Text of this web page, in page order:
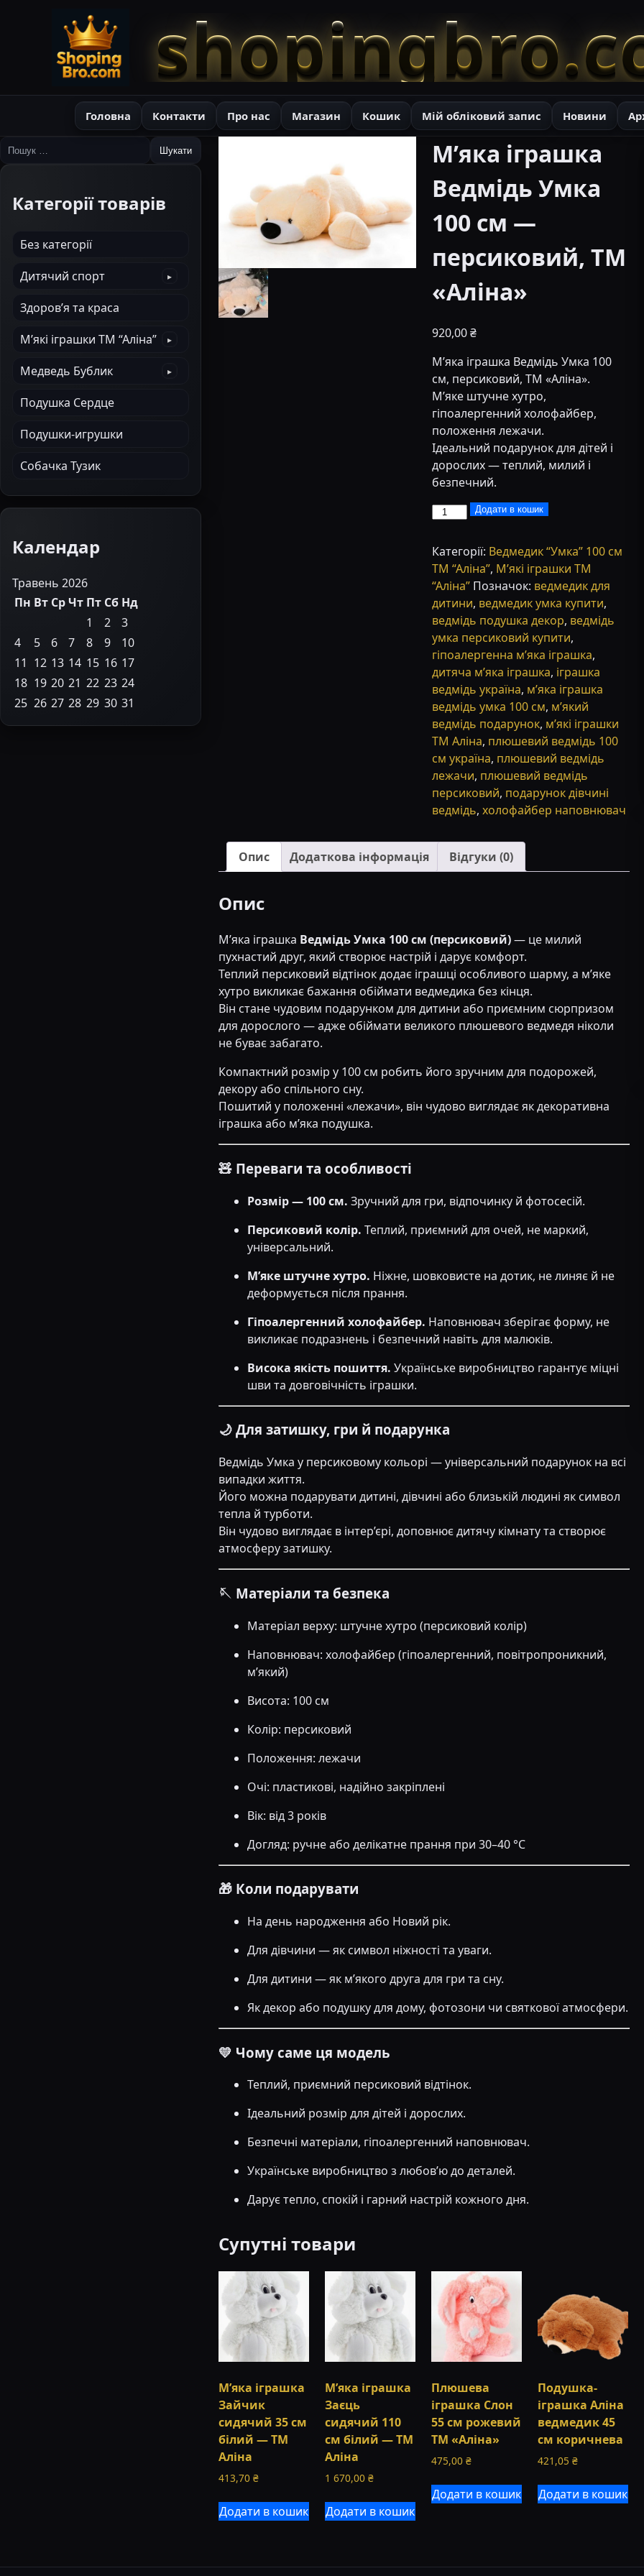
Головна Контакти Про нас Магазин Кошик Мій обліковий запис Новини
Пошук:
Категорії товарів
Без категорії
Дитячий спорт
Здоров’я та краса
М’які іграшки ТМ “Аліна”
Медведь Бублик
Подушка Сердце
Подушки-игрушки
Собачка Тузик
Календар
Травень 2026
Пн Вт СрЧт Пт Сб Нд
1
2
3
4
5 6 7 8 9
10
11 12 13 14 15 16 17
18 19 20 21 22 23 24
25 26 27 28 29 30 31
М’яка іграшка
Ведмідь Умка
100 см —
персиковий, ТМ
«Аліна»
920,00₴
М’яка іграшка Ведмідь Умка 100
см, персиковий, ТМ «Аліна».
М’яке штучне хутро,
гіпоалергенний холофайбер,
положення лежачи.
Ідеальний подарунок для дітей і
дорослих — теплий, милий і
безпечний.
М’яка
Ведмідь
Умка
100
см
—
персиковий,
ТМ
«Аліна»
кількість
Додати в кошик
Категорії: Ведмедик “Умка” 100 см
ТМ “Аліна”, М’які іграшки ТМ
“Аліна” Позначок: ведмедик для
дитини, ведмедик умка купити,
ведмідь подушка декор, ведмідь
умка персиковий купити,
гіпоалергенна м’яка іграшка,
дитяча м’яка іграшка, іграшка
ведмідь україна, м’яка іграшка
ведмідь умка 100 см, м’який
ведмідь подарунок, м’які іграшки
ТМ Аліна, плюшевий ведмідь 100
см україна, плюшевий ведмідь
лежачи, плюшевий ведмідь
персиковий, подарунок дівчині
ведмідь,холофайбер наповнювач
Опис Додаткова інформація Відгуки (0)
Опис
М’яка іграшка Ведмідь Умка 100 см (персиковий)— це милий
пухнастий друг, який створює настрій і дарує комфорт.
Теплий персиковий відтінок додає іграшці особливого шарму, а м’яке
хутро викликає бажання обіймати ведмедика без кінця.
Він стане чудовим подарунком для дитини або приємним сюрпризом
для дорослого — адже обіймати великого плюшевого ведмедя ніколи
не буває забагато.
Компактний розмір у 100 см робить його зручним для подорожей,
декору або спільного сну.
Пошитий у положенні «лежачи», він чудово виглядає як декоративна
іграшка або м’яка подушка.
🧸 Переваги та особливості
Розмір — 100 см. Зручний для гри, відпочинку й фотосесій.
Персиковий колір. Теплий, приємний для очей, не маркий,
універсальний.
М’яке штучне хутро. Ніжне, шовковисте на дотик, не линяє й не
деформується після прання.
Гіпоалергенний холофайбер. Наповнювач зберігає форму, не
викликає подразнень і безпечний навіть для малюків.
Висока якість пошиття. Українське виробництво гарантує міцні
шви та довговічність іграшки.
🌙 Для затишку, гри й подарунка
Ведмідь Умка у персиковому кольорі — універсальний подарунок на всі
випадки життя.
Його можна подарувати дитині, дівчині або близькій людині як символ
тепла й турботи.
Він чудово виглядає в інтер’єрі, доповнює дитячу кімнату та створює
атмосферу затишку.
🪡 Матеріали та безпека
Матеріал верху: штучне хутро (персиковий колір)
Наповнювач: холофайбер (гіпоалергенний, повітропроникний,
м’який)
Висота: 100 см
Колір: персиковий
Положення: лежачи
Очі: пластикові, надійно закріплені
Вік: від 3 років
Догляд: ручне або делікатне прання при 30–40 °C
🎁 Коли подарувати
На день народження або Новий рік.
Для дівчини — як символ ніжності та уваги.
Для дитини — як м’якого друга для гри та сну.
Як декор або подушку для дому, фотозони чи святкової атмосфери.
💛 Чому саме ця модель
Теплий, приємний персиковий відтінок.
Ідеальний розмір для дітей і дорослих.
Безпечні матеріали, гіпоалергенний наповнювач.
Українське виробництво з любов’ю до деталей.
Дарує тепло, спокій і гарний настрій кожного дня.
Супутні товари
М’яка іграшка
Зайчик
сидячий 35 см
білий — ТМ
Аліна
413,70 ₴
Додати в кошик
М’яка іграшка
Заєць
сидячий 110
см білий — ТМ
Аліна
1 670,00 ₴
Додати в кошик
Плюшева
іграшка Слон
55 см рожевий
ТМ «Аліна»
475,00 ₴
Додати в кошик
Подушка-
іграшка Аліна
ведмедик 45
см коричнева
421,05 ₴
Додати в кошик